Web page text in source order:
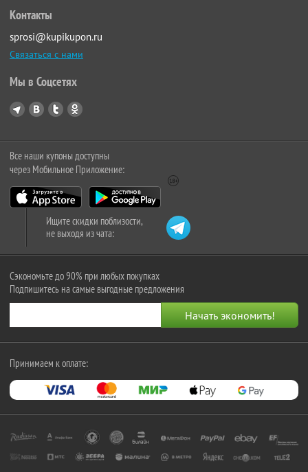
Контакты
sprosi@kupikupon.ru
Связаться с нами
Мы в Соцсетях
Все наши купоны доступны
через Мобильное Приложение:
Ищите скидки поблизости,
не выходя из чата:
Сэкономьте до 90% при любых покупках
Подпишитесь на самые выгодные предложения
Принимаем к оплате: